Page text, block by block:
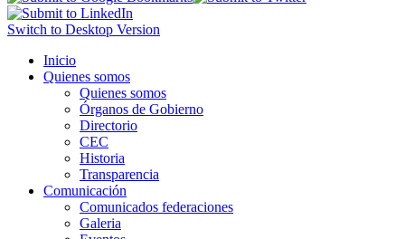
Switch to Desktop Version
Inicio
Quienes somos
Quienes somos
Órganos de Gobierno
Directorio
CEC
Historia
Transparencia
Comunicación
Comunicados federaciones
Galeria